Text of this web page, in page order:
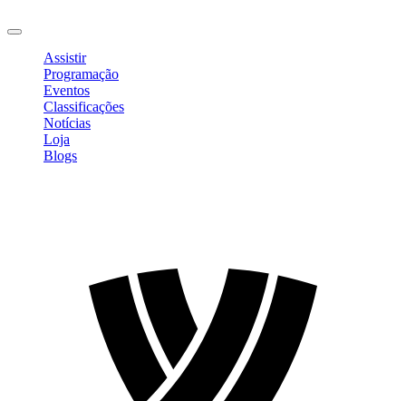
Assistir
Programação
Eventos
Classificações
Notícias
Loja
Blogs